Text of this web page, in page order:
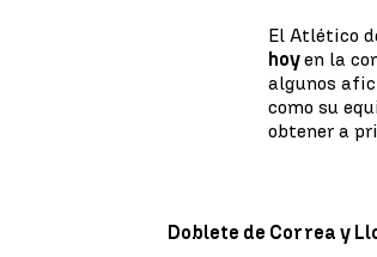
El Atlético
hoyen la
algunos
como su
obtener a
Doblete de Correa y